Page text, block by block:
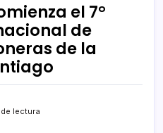
el 7°
de
de la
lectura